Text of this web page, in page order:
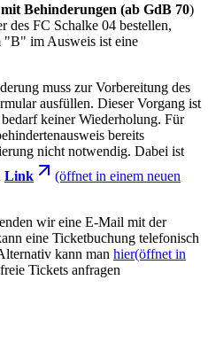
Behinderungen (ab GdB 70)
des FC Schalke 04 bestellen,
"B" im Ausweis ist eine
muss zur Vorbereitung des
ausfüllen. Dieser Vorgang ist
keiner Wiederholung. Für
bereits
nicht notwendig. Dabei ist
Link
(öffnet in einem neuen
wir eine E-Mail mit der
eine Ticketbuchung telefonisch
kann man hier(öffnet in
Tickets anfragen